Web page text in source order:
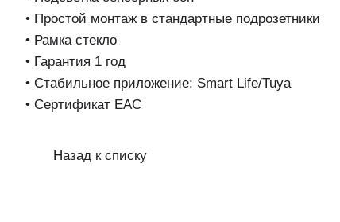
• Простой монтаж в стандартные подрозетники
• Рамка стекло
• Гарантия 1 год
• Стабильное приложение: Smart Life/Tuya
• Сертификат EAC
Назад к списку